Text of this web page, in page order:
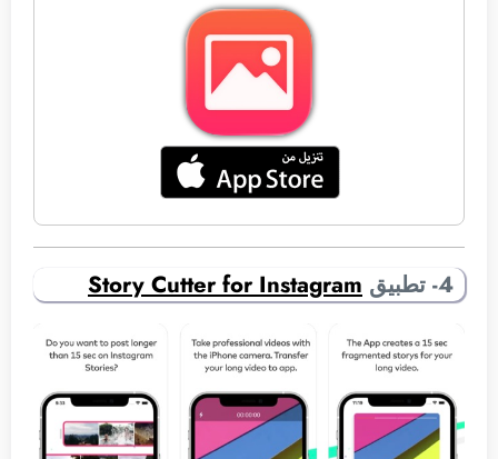
4- تطبيق Story Cutter for Instagram